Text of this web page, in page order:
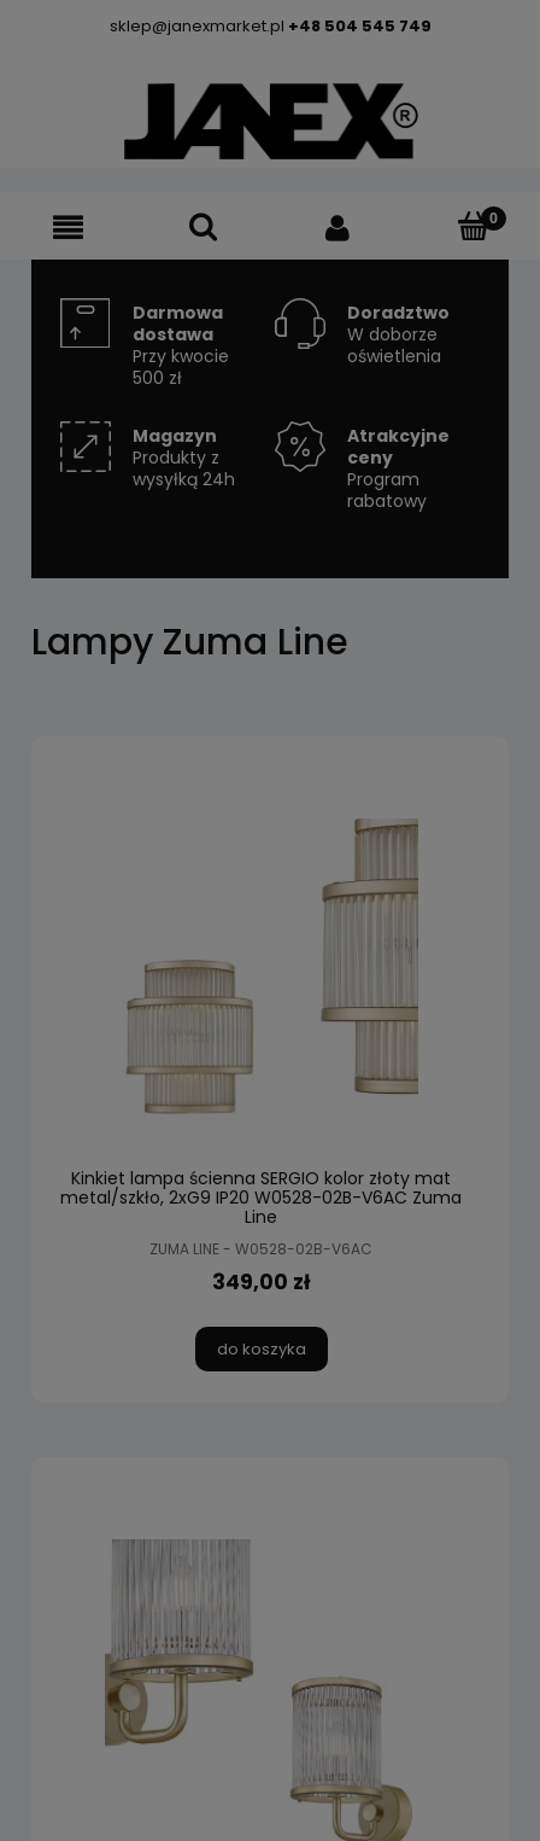
sklep@janexmarket.pl +48 504 545 749
Darmowa
dostawa
Przy kwocie
500 zł
Doradztwo
W doborze
oświetlenia
Magazyn
Produkty z
wysyłką 24h
Atrakcyjne
ceny
Program
rabatowy
Lampy Zuma Line
Kinkiet lampa ścienna SERGIO kolor złoty mat
metal/szkło, 2xG9 IP20 W0528-02B-V6AC Zuma
Line
ZUMA LINE - W0528-02B-V6AC
349,00 zł
do koszyka